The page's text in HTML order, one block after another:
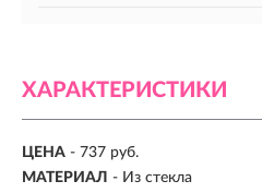
ХАРАКТЕРИСТИКИ
ЦЕНА - 737 руб.
МАТЕРИАЛ - Из стекла